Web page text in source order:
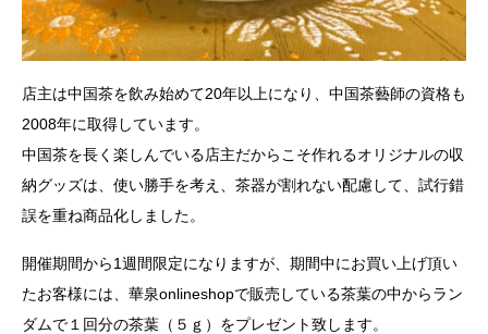
店主は中国茶を飲み始めて20年以上になり、中国茶藝師の資格も
2008年に取得しています。
中国茶を長く楽しんでいる店主だからこそ作れるオリジナルの収
納グッズは、使い勝手を考え、茶器が割れない配慮して、試行錯
誤を重ね商品化しました。
開催期間から1週間限定になりますが、期間中にお買い上げ頂い
たお客様には、華泉onlineshopで販売している茶葉の中からラン
ダムで１回分の茶葉（５ｇ）をプレゼント致します。